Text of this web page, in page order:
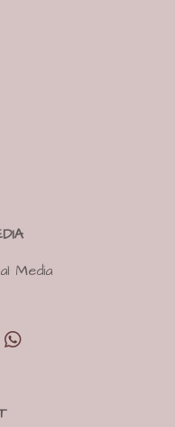
Media
W